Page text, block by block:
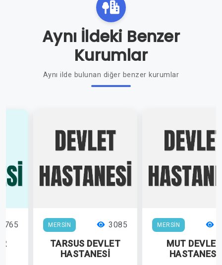
Aynı İldeki Benzer
Kurumlar
Aynı ilde bulunan diğer benzer kurumlar
MERSİN 3085
TARSUS DEVLET
HASTANESİ
MERSİN
MUT DEVLET
HASTANESİ